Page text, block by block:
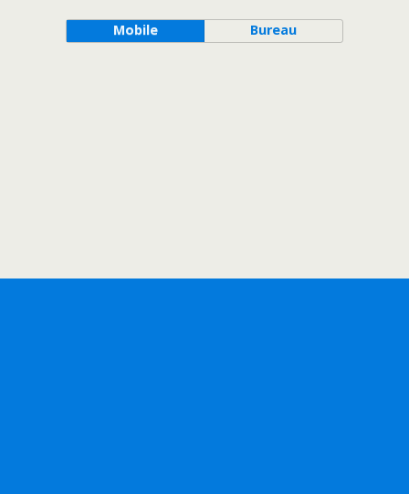
Mobile Bureau